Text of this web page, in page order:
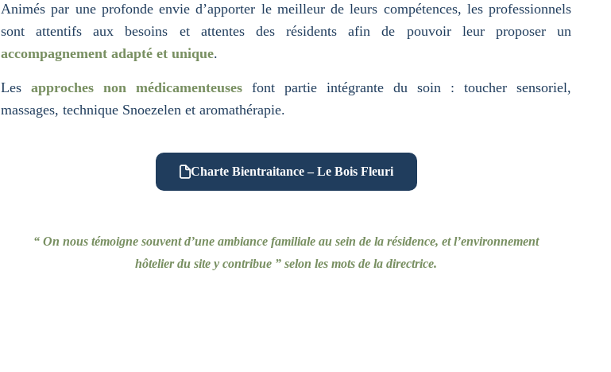
Animés par une profonde envie d’apporter le meilleur de leurs compétences, les professionnels
sont attentifs aux besoins et attentes des résidents afin de pouvoir leur proposer un
accompagnement adapté et unique.
Les approches non médicamenteuses font partie intégrante du soin : toucher sensoriel,
massages, technique Snoezelen et aromathérapie.
Charte Bientraitance – Le Bois Fleuri
“ On nous témoigne souvent d’une ambiance familiale au sein de la résidence, et l’environnement
hôtelier du site y contribue ” selon les mots de la directrice.